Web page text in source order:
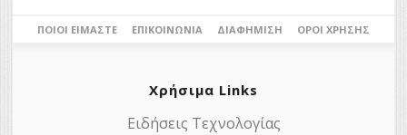
ΠΟΙΟΙ ΕΊΜΑΣΤΕ ΕΠΙΚΟΙΝΩΝΊΑ ΔΙΑΦΉΜΙΣΗ ΌΡΟΙ ΧΡΉΣΗΣ
Χρήσιμα Links
Ειδήσεις Τεχνολογίας